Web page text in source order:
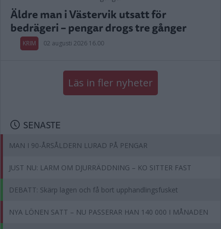
Äldre man i Västervik utsatt för
bedrägeri – pengar drogs tre gånger
KRIM 02 augusti 2026 16.00
Läs in fler nyheter
SENASTE
MAN I 90-ÅRSÅLDERN LURAD PÅ PENGAR
JUST NU: LARM OM DJURRÄDDNING – KO SITTER FAST
DEBATT: Skärp lagen och få bort upphandlingsfusket
NYA LÖNEN SATT – NU PASSERAR HAN 140 000 I MÅNADEN